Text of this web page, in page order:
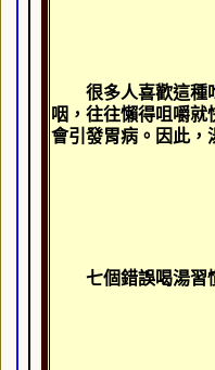
很多人喜歡這種吃
咽，往往懶得咀嚼
會引發胃病。因此，
七個錯誤喝湯習慣